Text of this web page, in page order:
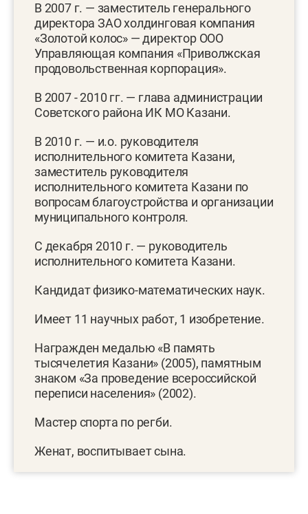
В 2007 г. — заместитель генерального
директора ЗАО холдинговая компания
«Золотой колос» — директор ООО
Управляющая компания «Приволжская
продовольственная корпорация».
В 2007 - 2010 гг. — глава администрации
Советского района ИК МО Казани.
В 2010 г. — и.о. руководителя
исполнительного комитета Казани,
заместитель руководителя
исполнительного комитета Казани по
вопросам благоустройства и организации
муниципального контроля.
С декабря 2010 г. — руководитель
исполнительного комитета Казани.
Кандидат физико-математических наук.
Имеет 11 научных работ, 1 изобретение.
Награжден медалью «В память
тысячелетия Казани» (2005), памятным
знаком «За проведение всероссийской
переписи населения» (2002).
Мастер спорта по регби.
Женат, воспитывает сына.